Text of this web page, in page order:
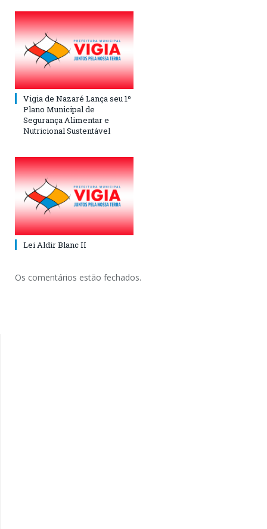
Vigia de Nazaré Lança seu 1º
Plano Municipal de
Segurança Alimentar e
Nutricional Sustentável
Lei Aldir Blanc II
Os comentários estão fechados.